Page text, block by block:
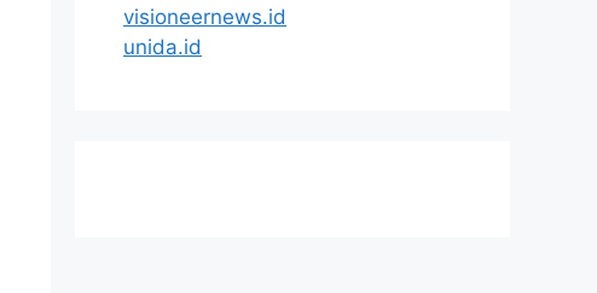
visioneernews.id
unida.id